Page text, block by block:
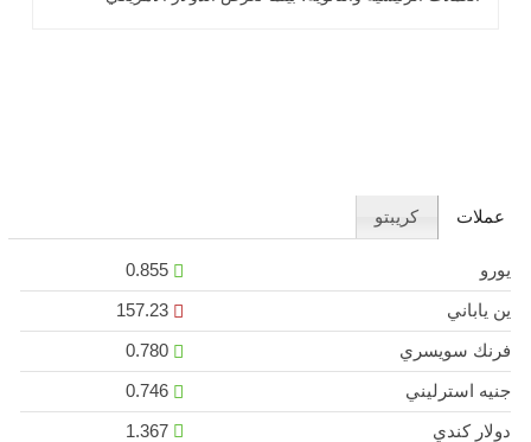
عملات كريبتو
يورو
0.855
ين ياباني
157.23
فرنك سويسري
0.780
جنيه استرليني
0.746
دولار كندي
1.367